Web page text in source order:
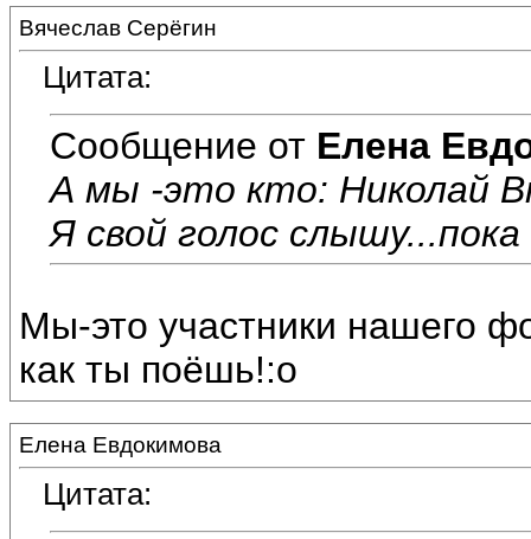
Вячеслав Серёгин
Цитата:
Сообщение от Елена
А мы -это кто: Николай
Я свой голос
Мы-это участники нашего
как ты поёшь!:o
Елена Евдокимова
Цитата: